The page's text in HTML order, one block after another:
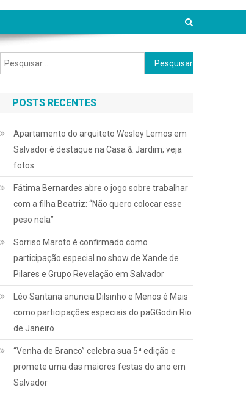
Pesquisar
por:
POSTS RECENTES
Apartamento do arquiteto Wesley Lemos em
Salvador é destaque na Casa & Jardim; veja
fotos
Fátima Bernardes abre o jogo sobre trabalhar
com a filha Beatriz: “Não quero colocar esse
peso nela”
Sorriso Maroto é confirmado como
participação especial no show de Xande de
Pilares e Grupo Revelação em Salvador
Léo Santana anuncia Dilsinho e Menos é Mais
como participações especiais do paGGodin Rio
de Janeiro
“Venha de Branco” celebra sua 5ª edição e
promete uma das maiores festas do ano em
Salvador